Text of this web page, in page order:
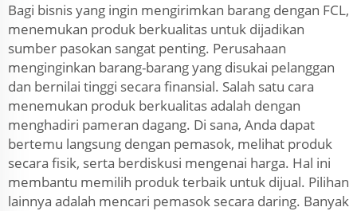
Bagi bisnis yang ingin mengirimkan barang dengan FCL,
menemukan produk berkualitas untuk dijadikan
sumber pasokan sangat penting. Perusahaan
menginginkan barang-barang yang disukai pelanggan
dan bernilai tinggi secara finansial. Salah satu cara
menemukan produk berkualitas adalah dengan
menghadiri pameran dagang. Di sana, Anda dapat
bertemu langsung dengan pemasok, melihat produk
secara fisik, serta berdiskusi mengenai harga. Hal ini
membantu memilih produk terbaik untuk dijual. Pilihan
lainnya adalah mencari pemasok secara daring. Banyak